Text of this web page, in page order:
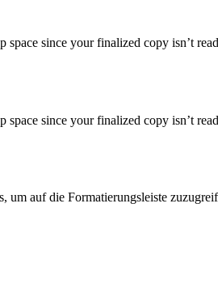
since your finalized copy isn’t
since your finalized copy isn’t
um auf die Formatierungsleiste